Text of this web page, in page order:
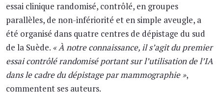
essai clinique randomisé, contrôlé, en groupes
parallèles, de non-infériorité et en simple aveugle, a
été organisé dans quatre centres de dépistage du sud
de la Suède. « À notre connaissance, il s’agit du premier
essai contrôlé randomisé portant sur l’utilisation de l’IA
dans le cadre du dépistage par mammographie »,
commentent ses auteurs.